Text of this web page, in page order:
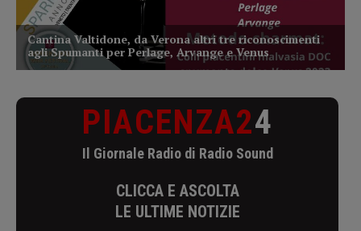
PIACENZA24
Il Giornale Radio di Radio Sound
CLICCA E ASCOLTA
LE ULTIME NOTIZIE